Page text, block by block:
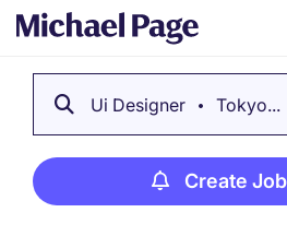
Ui Designer Tokyo...
Create